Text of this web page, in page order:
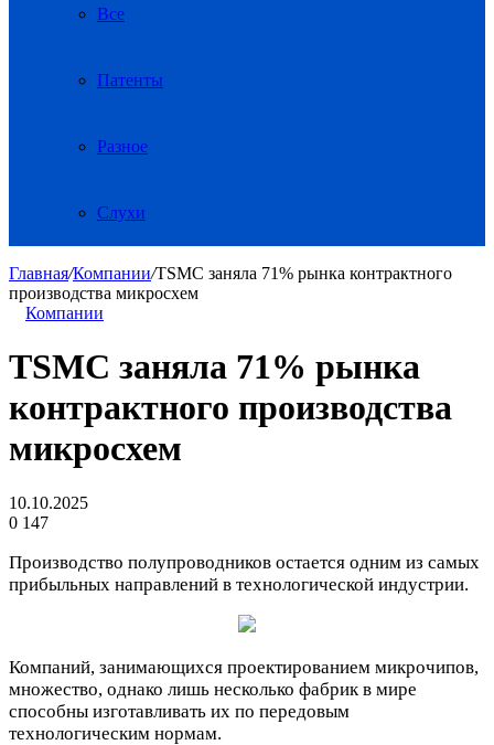
Все
Патенты
Разное
Слухи
Главная/Компании/TSMC заняла 71% рынка контрактного
производства микросхем
Компании
TSMC заняла 71% рынка
контрактного производства
микросхем
10.10.2025
0 147
Производство полупроводников остается одним из самых
прибыльных направлений в технологической индустрии.
Компаний, занимающихся проектированием микрочипов,
множество, однако лишь несколько фабрик в мире
способны изготавливать их по передовым
технологическим нормам.